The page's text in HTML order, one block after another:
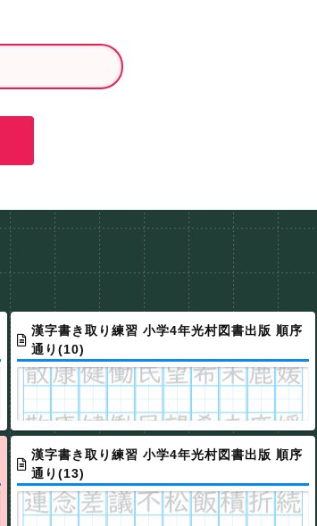
漢字書き取り練習 小学4年光村図書出版 順序
通り(10)
漢字書き取り練習 小学4年光村図書出版 順序
通り(13)